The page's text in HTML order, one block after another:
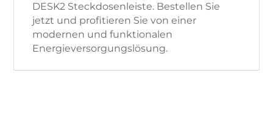
DESK2 Steckdosenleiste. Bestellen Sie
jetzt und profitieren Sie von einer
modernen und funktionalen
Energieversorgungslösung.